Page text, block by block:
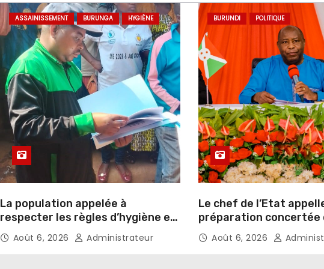
ASSAINISSEMENT BURUNGA HYGIÈNE
La population appelée à
respecter les règles d’hygiène et
d’assainissement
Août 6, 2026 Administrateur
BURUNDI POLITIQUE
Le chef de l’Etat
préparation concertée
élections de 2027
Août 6, 2026